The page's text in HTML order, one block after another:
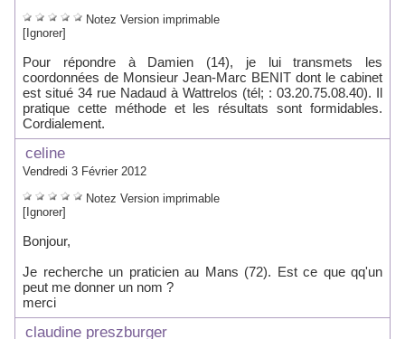
Notez Version imprimable
[Ignorer]
Pour répondre à Damien (14), je lui transmets les
coordonnées de Monsieur Jean-Marc BENIT dont le cabinet
est situé 34 rue Nadaud à Wattrelos (tél; : 03.20.75.08.40). Il
pratique cette méthode et les résultats sont formidables.
Cordialement.
celine
Vendredi 3 Février 2012
Notez Version imprimable
[Ignorer]
Bonjour,
Je recherche un praticien au Mans (72). Est ce que qq'un
peut me donner un nom ?
merci
claudine preszburger